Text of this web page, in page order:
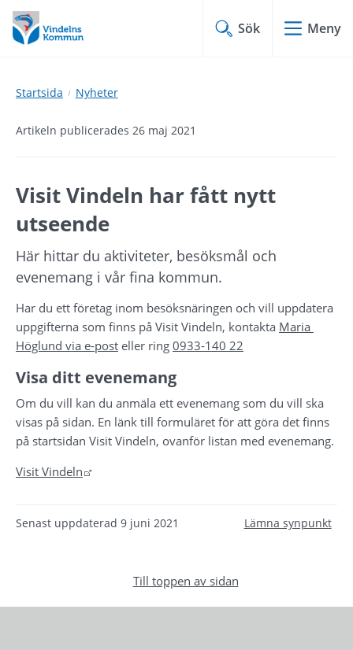
Hoppa
till
innehåll
Hoppa
till
undermeny
Sök Meny
Startsida Nyheter
Artikeln publicerades 26 maj 2021
Visit Vindeln har fått nytt
utseende
Här hittar du aktiviteter, besöksmål och
evenemang i vår fina kommun.
Har du ett företag inom besöksnäringen och vill uppdatera
uppgifterna som finns på Visit Vindeln, kontakta Maria
Höglund via e-post eller ring 0933-140 22
Visa ditt evenemang
Om du vill kan du anmäla ett evenemang som du vill ska
visas på sidan. En länk till formuläret för att göra det finns
på startsidan Visit Vindeln, ovanför listan med evenemang.
Visit Vindeln
Senast uppdaterad 9 juni 2021 Lämna synpunkt
Till toppen av sidan